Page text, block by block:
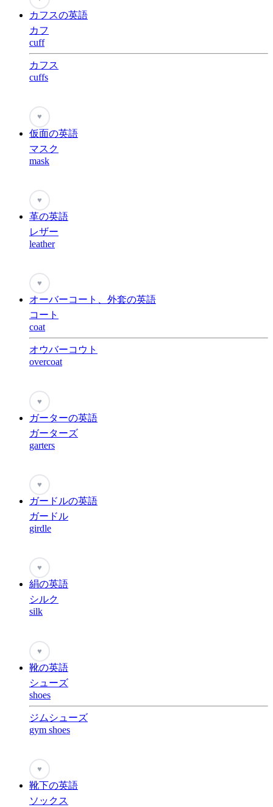
カフスの英語
カフ
cuff
カフス
cuffs
♥
仮面の英語
マスク
mask
♥
革の英語
レザー
leather
♥
オーバーコート、外套の英語
コート
coat
オウバーコウト
overcoat
♥
ガーターの英語
ガーターズ
garters
♥
ガードルの英語
ガードル
girdle
♥
絹の英語
シルク
silk
♥
靴の英語
シューズ
shoes
ジムシューズ
gym shoes
♥
靴下の英語
ソックス